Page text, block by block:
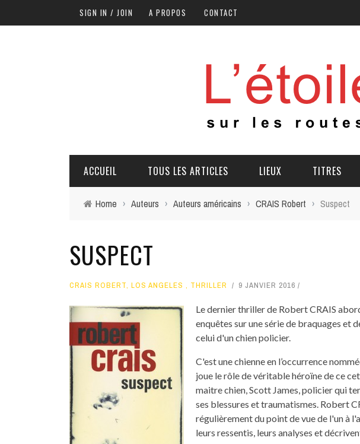
SIGN IN / JOIN A PROPOS CONTACT
ACCUEIL TOUS LES ARTICLES LIEUX TITRES
Home › Auteurs › Auteurs américains › CRAIS Robert › Suspect
SUSPECT
CRAIS ROBERT, LOS ANGELES , THRILLER 9 JANVIER 2016
Le dernier thriller de Robert CRAIS
enquêtes sur une série de braquages et
celui d'un chien policier.
C'est une chienne en l’occurrence
joue le rôle de véritable héroïne de ce
maitre chien, Scott James, policier qui
ses blessures et traumatismes. Robert
régulièrement du point de vue de l'un à
leurs ressentis, leurs analyses et